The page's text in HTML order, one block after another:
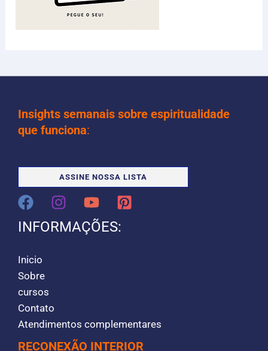
Insights semanais sobre espiritualidade
que funciona:
ASSINE NOSSA LISTA
INFORMAÇÕES:
Inicio
Sobre
cursos
Contato
Atendimentos complementares
RECONEXÃO INTERIOR